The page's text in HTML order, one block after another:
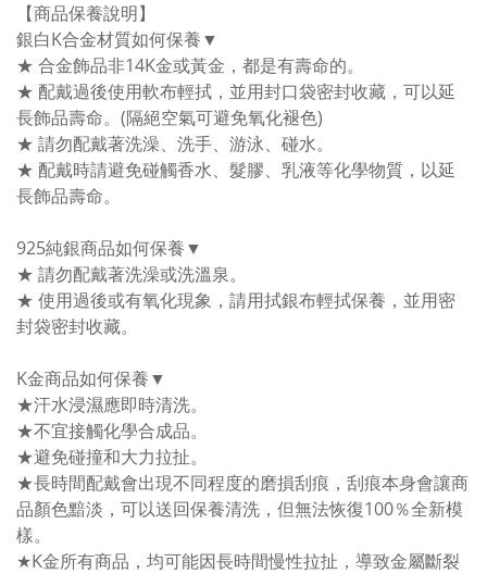
【商品保養說明】
銀白K合金材質如何保養▼
★ 合金飾品非14K金或黃金，都是有壽命的。
★ 配戴過後使用軟布輕拭，並用封口袋密封收藏，可以延
長飾品壽命。(隔絕空氣可避免氧化褪色)
★ 請勿配戴著洗澡、洗手、游泳、碰水。
★ 配戴時請避免碰觸香水、髮膠、乳液等化學物質，以延
長飾品壽命。
925純銀商品如何保養▼
★ 請勿配戴著洗澡或洗溫泉。
★ 使用過後或有氧化現象，請用拭銀布輕拭保養，並用密
封袋密封收藏。
K金商品如何保養▼
★汗水浸濕應即時清洗。
★不宜接觸化學合成品。
★避免碰撞和大力拉扯。
★長時間配戴會出現不同程度的磨損刮痕，刮痕本身會讓商
品顏色黯淡，可以送回保養清洗，但無法恢復100％全新模
樣。
★K金所有商品，均可能因長時間慢性拉扯，導致金屬斷裂